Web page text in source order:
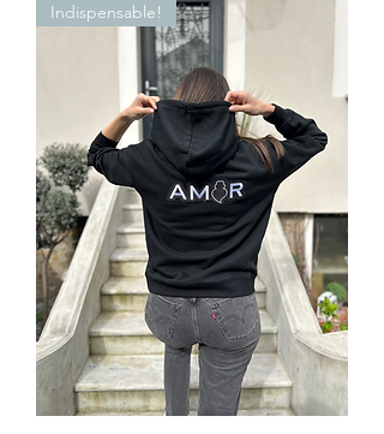
Indispensable!